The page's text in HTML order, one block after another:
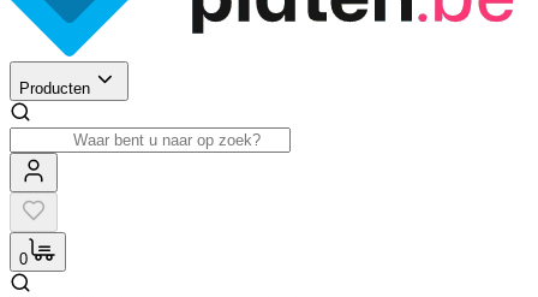
Producten
0